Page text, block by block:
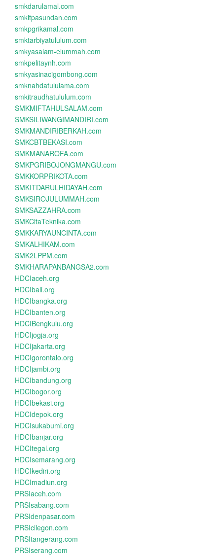
smkdarulamal.com
smkitpasundan.com
smkpgrikamal.com
smktarbiyatululum.com
smkyasalam-elummah.com
smkpelitaynh.com
smkyasinacigombong.com
smknahdatululama.com
smkitraudhatululum.com
SMKMIFTAHULSALAM.com
SMKSILIWANGIMANDIRI.com
SMKMANDIRIBERKAH.com
SMKCBTBEKASI.com
SMKMANAROFA.com
SMKPGRIBOJONGMANGU.com
SMKKORPRIKOTA.com
SMKITDARULHIDAYAH.com
SMKSIROJULUMMAH.com
SMKSAZZAHRA.com
SMKCitaTeknika.com
SMKKARYAUNCINTA.com
SMKALHIKAM.com
SMK2LPPM.com
SMKHARAPANBANGSA2.com
HDCIaceh.org
HDCIbali.org
HDCIbangka.org
HDCIbanten.org
HDCIBengkulu.org
HDCIjogja.org
HDCIjakarta.org
HDCIgorontalo.org
HDCIjambi.org
HDCIbandung.org
HDCIbogor.org
HDCIbekasi.org
HDCIdepok.org
HDCIsukabumi.org
HDCIbanjar.org
HDCItegal.org
HDCIsemarang.org
HDCIkediri.org
HDCImadiun.org
PRSIaceh.com
PRSIsabang.com
PRSIdenpasar.com
PRSIcilegon.com
PRSItangerang.com
PRSIserang.com